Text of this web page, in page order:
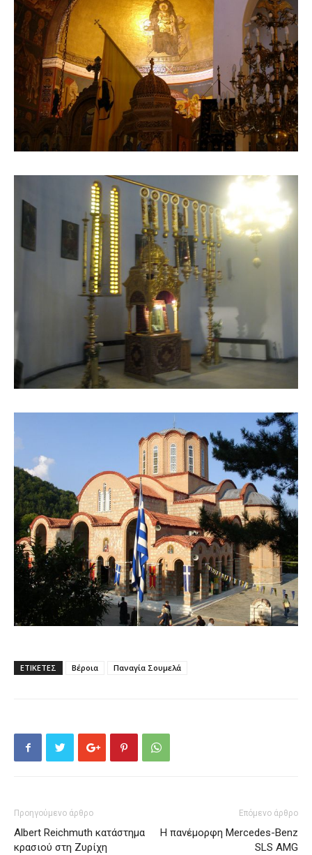
ΕΤΙΚΕΤΕΣ Βέροια Παναγία Σουμελά
Προηγούμενο άρθρο
Albert Reichmuth κατάστημα
κρασιού στη Ζυρίχη
Επόμενο άρθρο
Η πανέμορφη Mercedes-Benz
SLS AMG